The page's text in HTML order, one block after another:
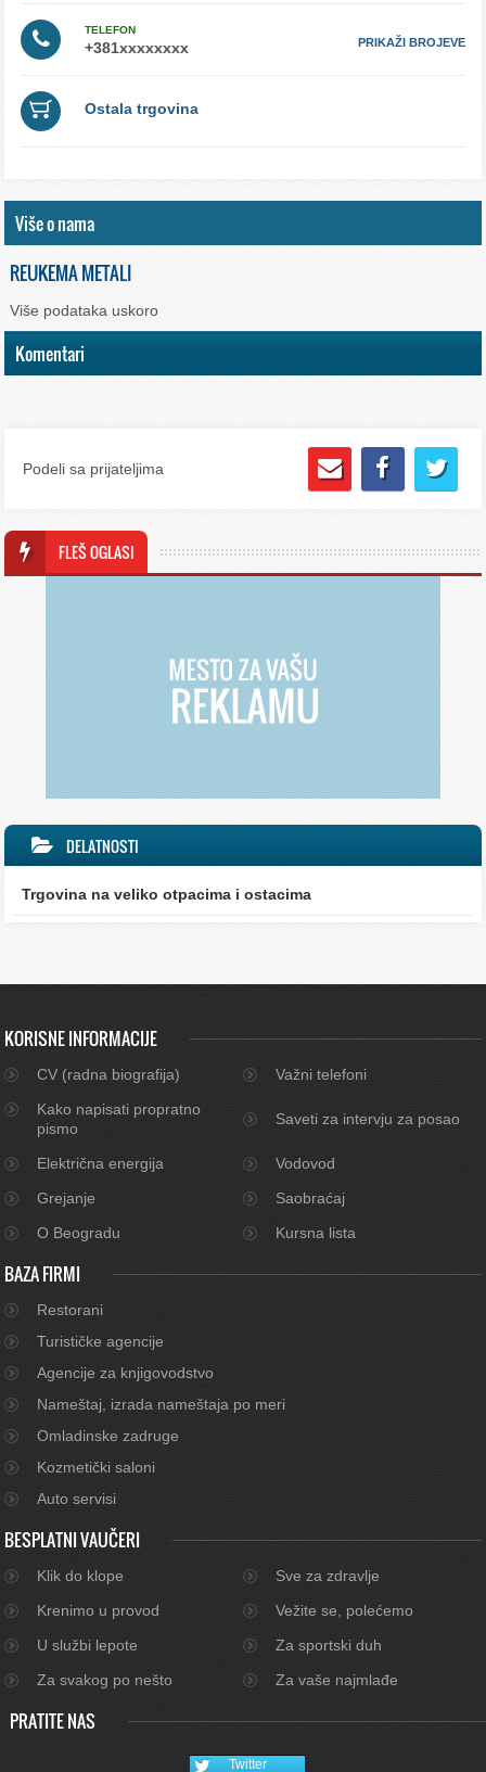
TELEFON
PRIKAŽI BROJEVE
Ostala trgovina
Više o nama
REUKEMA METALI
Više podataka uskoro
Komentari
Podeli sa prijateljima
FLEŠ OGLASI
DELATNOSTI
Trgovina na veliko otpacima i ostacima
KORISNE INFORMACIJE
CV (radna biografija)
Važni telefoni
Kako napisati propratno
pismo
Saveti za intervju za posao
Električna energija
Vodovod
Grejanje
Saobraćaj
O Beogradu
Kursna lista
BAZA FIRMI
Restorani
Turističke agencije
Agencije za knjigovodstvo
Nameštaj, izrada nameštaja po meri
Omladinske zadruge
Kozmetički saloni
Auto servisi
BESPLATNI VAUČERI
Klik do klope
Sve za zdravlje
Krenimo u provod
Vežite se, polećemo
U službi lepote
Za sportski duh
Za svakog po nešto
Za vaše najmlađe
PRATITE NAS
Twitter